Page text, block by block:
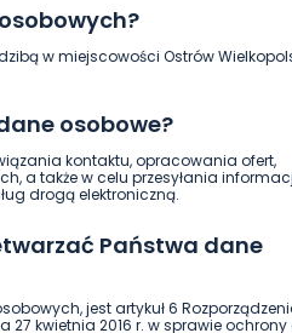
w miejscowości Ostrów
osobowe?
kontaktu, opracowania ofert,
a także w celu przesyłania
drogą elektroniczną.
Państwa dane
jest artykuł 6
27 kwietnia 2016 r. w sprawie
HISTORIA
WSZYSTKICH ŚWIĘTYCH